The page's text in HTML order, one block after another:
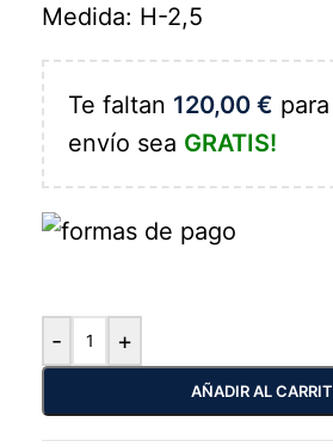
Medida: H-2,5
Te faltan 120,00 €
envío sea GRATIS!
- +
AÑADIR AL